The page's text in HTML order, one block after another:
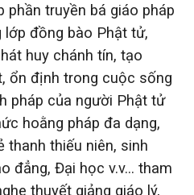
phần truyền bá giáo pháp
đồng bào Phật tử,
huy chánh tín, tạo
ổn định trong cuộc sống
pháp của người Phật tử
hoằng pháp đa dạng,
thanh thiếu niên, sinh
đẳng, Đại học v.v… tham
thuyết giảng giáo lý,